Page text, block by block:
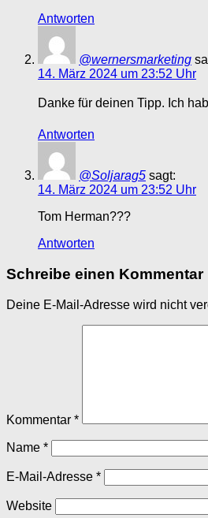
Antworten
@wernersmarketing
14. März 2024 um 23:52 Uhr
Danke für deinen Tipp. Ich
Antworten
@Soljarag5 sagt:
14. März 2024 um 23:52 Uhr
Tom Herman???
Antworten
Schreibe einen Kommentar
Deine E-Mail-Adresse wird nicht
Kommentar *
Name *
E-Mail-Adresse *
Website